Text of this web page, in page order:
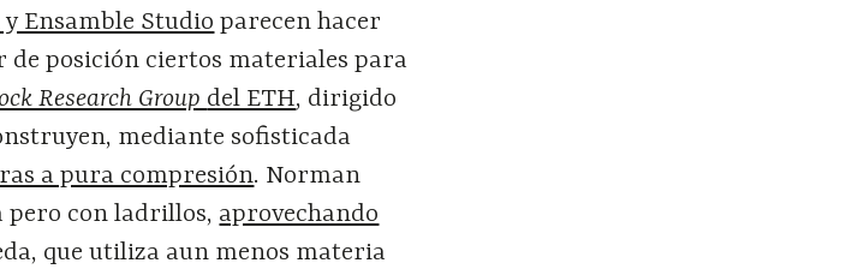
Ensamble Studio parecen hacer
de posición ciertos materiales para
Research Group del ETH, dirigido
mediante sofisticada
a pura compresión. Norman
pero con ladrillos, aprovechando
que utiliza aun menos materia